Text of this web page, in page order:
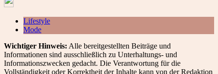
Lifestyle
Mode
Wichtiger Hinweis: Alle bereitgestellten Beiträge und
Informationen sind ausschließlich zu Unterhaltungs- und
Informationszwecken gedacht. Die Verantwortung für die
Vollständigkeit oder Korrektheit der Inhalte kann von der Redaktion